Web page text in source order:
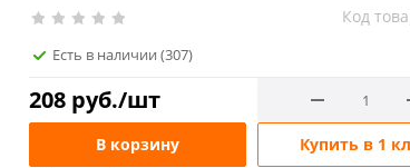
Есть в наличии (307)
Код
208 руб./шт
В корзину Купить в 1